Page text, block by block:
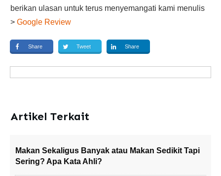
berikan ulasan untuk terus menyemangati kami menulis
> Google Review
Share Tweet Share
Artikel Terkait
Makan Sekaligus Banyak atau Makan Sedikit Tapi
Sering? Apa Kata Ahli?